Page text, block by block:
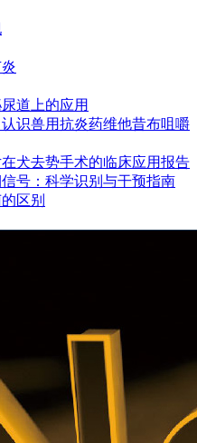
道上的应用
识兽用抗炎药维他昔布咀嚼
犬去势手术的临床应用报告
号：科学识别与干预指南
区别